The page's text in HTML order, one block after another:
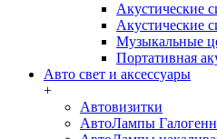
Акустические
Акустические
Музыкальные
Портативная
Авто свет и аксессуары
+
Автовизитки
АвтоЛампы